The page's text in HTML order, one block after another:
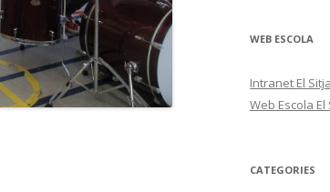
WEB ESCOLA
Intranet El
Web Escola El
CATEGORIES